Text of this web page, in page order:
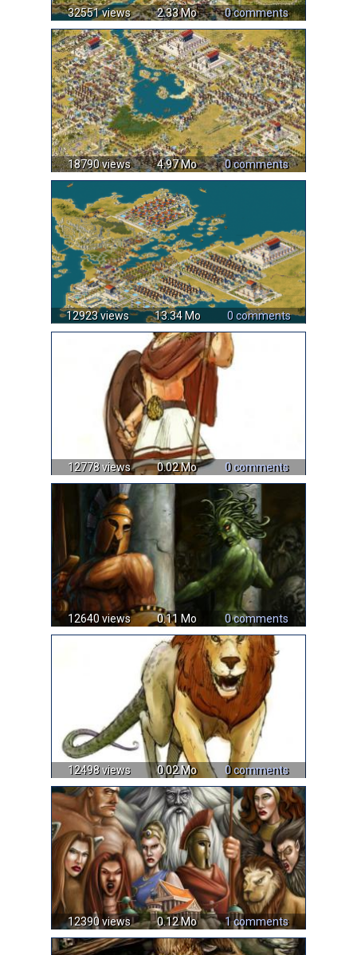
32551 views 2.33 Mo 0 comments
18790 views 4.97 Mo 0 comments
12923 views 13.34 Mo 0 comments
12778 views 0.02 Mo 0 comments
12640 views 0.11 Mo 0 comments
12498 views 0.02 Mo 0 comments
12390 views 0.12 Mo 1 comments